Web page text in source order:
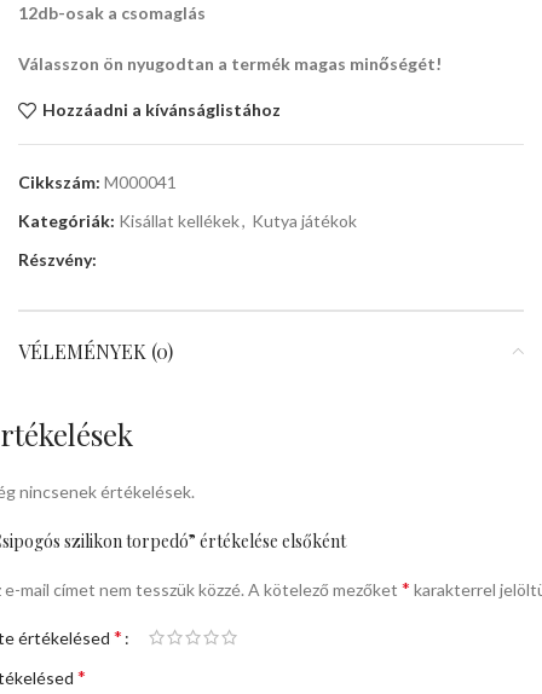
12db-osak a csomaglás
Válasszon ön nyugodtan a termék magas minőségét!
Hozzáadni a kívánságlistához
Cikkszám: M000041
Kategóriák: Kisállat kellékek, Kutya játékok
Részvény:
VÉLEMÉNYEK (0)
nincsenek értékelések.
szilikon torpedó” értékelése elsőként
e-mail címet nem tesszük közzé. A kötelező mezőket * karakterrel
értékelésed *
*